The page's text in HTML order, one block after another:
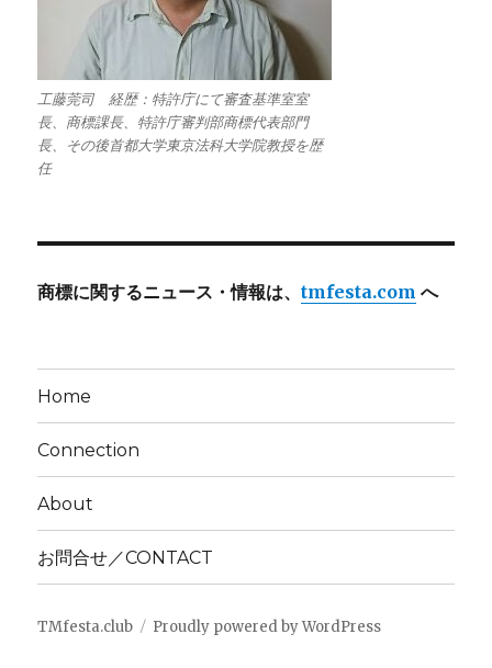
工藤莞司 経歴：特許庁にて審査基準室室
長、商標課長、特許庁審判部商標代表部門
長、その後首都大学東京法科大学院教授を歴
任
商標に関するニュース・情報は、tmfesta.com へ
Home
Connection
About
お問合せ／CONTACT
TMfesta.club Proudly powered by WordPress